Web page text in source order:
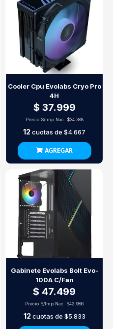
Cooler Cpu Evolabs Cryo Pro
4H
$ 37.999
Precio S/Imp.Nac. $34.388
12cuotas de $4.667
AGREGAR
Gabinete Evolabs Bolt Evo-
100A C/Fan
$ 47.499
Precio S/Imp.Nac. $42.986
12cuotas de $5.833